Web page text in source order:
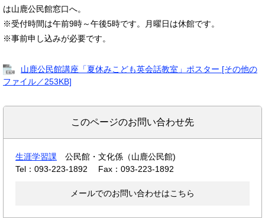
は山鹿公民館窓口へ。
※受付時間は午前9時～午後5時です。月曜日は休館です。
※事前申し込みが必要です。
山鹿公民館講座「夏休みこども英会話教室」ポスター [その他の
ファイル／253KB]
このページのお問い合わせ先
生涯学習課
公民館・文化係（山鹿公民館)
Tel：093-223-1892
Fax：093-223-1892
メールでのお問い合わせはこちら